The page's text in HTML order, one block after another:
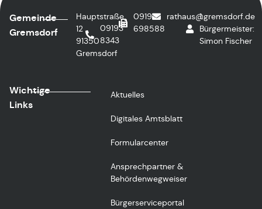
Gemeinde
Gremsdorf
Hauptstraße
12
91350
Gremsdorf
09193
8343
09193
698588
rathaus@gremsdorf.de
1.
Bürgermeister:
Simon Fischer
Wichtige
Links
Aktuelles
Digitales Amtsblatt
Formularcenter
Ansprechpartner &
Behördenwegweiser
Bürgerserviceportal